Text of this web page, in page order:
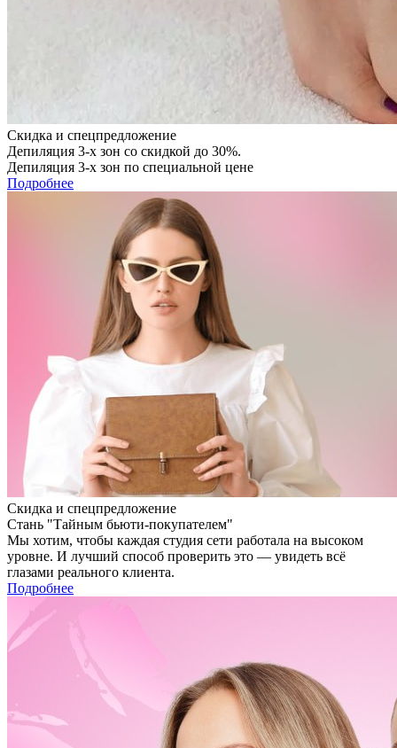
Скидка и спецпредложение
Депиляция 3-х зон со скидкой до 30%.
Депиляция 3-х зон по специальной цене
Подробнее
Скидка и спецпредложение
Стань "Тайным бьюти-покупателем"
Мы хотим, чтобы каждая студия сети работала на высоком
уровне. И лучший способ проверить это — увидеть всё
глазами реального клиента.
Подробнее